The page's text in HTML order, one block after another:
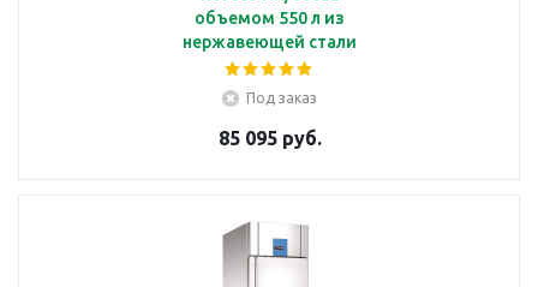
объемом 550 л из
нержавеющей стали
Под заказ
85 095 руб.